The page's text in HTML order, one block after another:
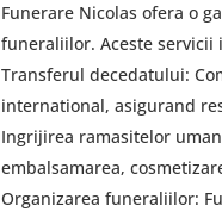
Funerare Nicolas ofera o
funeraliilor. Aceste servicii
Transferul decedatului:
international, asigurand
Ingrijirea ramasitelor
embalsamarea,
Organizarea funeraliilor: